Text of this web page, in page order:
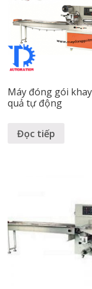
Máy đóng gói
quả tự động
Đọc tiếp